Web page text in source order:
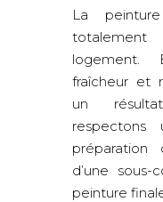
La
logement.
fraîcheur et
un
respectons
préparation
d’une
peinture